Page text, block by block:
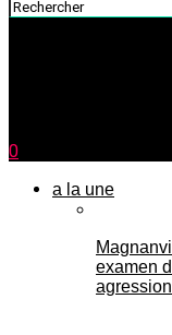
0
a la une
examen